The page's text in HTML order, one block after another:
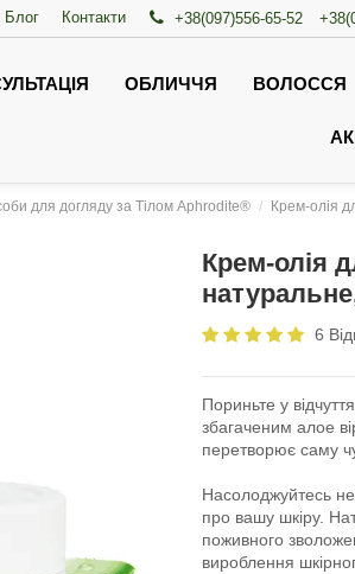
Блог Контакти +38(097)556-65-52
ОБЛИЧЧЯ ВОЛОССЯ
для догляду за Тілом Aphrodite® Крем-олія
Крем-олія
6
Пориньте у
збагаченим алое
перетворює саму
Насолоджуйтесь
про вашу шкіру.
поживного
вироблення